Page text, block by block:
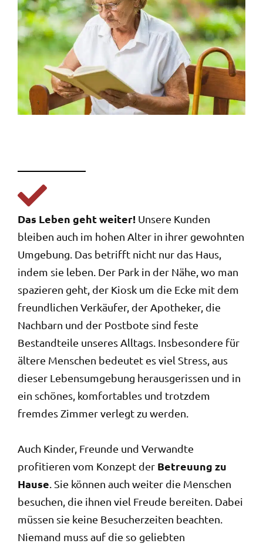
Das Leben geht weiter! Unsere Kunden
bleiben auch im hohen Alter in ihrer gewohnten
Umgebung. Das betrifft nicht nur das Haus,
indem sie leben. Der Park in der Nähe, wo man
spazieren geht, der Kiosk um die Ecke mit dem
freundlichen Verkäufer, der Apotheker, die
Nachbarn und der Postbote sind feste
Bestandteile unseres Alltags. Insbesondere für
ältere Menschen bedeutet es viel Stress, aus
dieser Lebensumgebung herausgerissen und in
ein schönes, komfortables und trotzdem
fremdes Zimmer verlegt zu werden.
Auch Kinder, Freunde und Verwandte
profitieren vom Konzept der Betreuung zu
Hause . Sie können auch weiter die Menschen
besuchen, die ihnen viel Freude bereiten. Dabei
müssen sie keine Besucherzeiten beachten.
Niemand muss auf die so geliebten